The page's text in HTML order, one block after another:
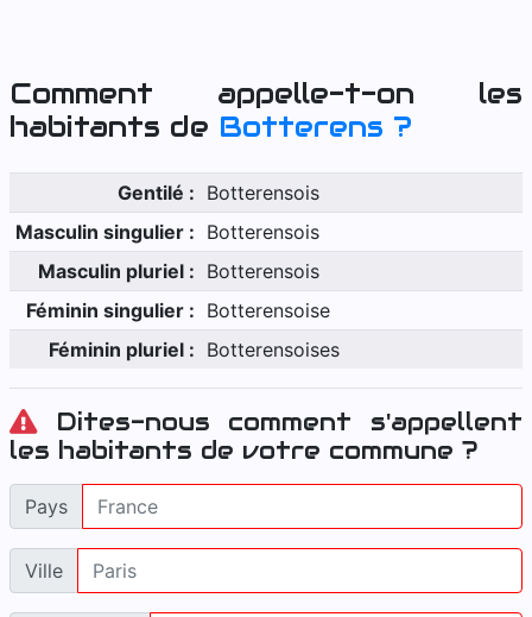
Comment appelle-t-on les
habitants de Botterens ?
Gentilé : Botterensois
Masculin singulier : Botterensois
Masculin pluriel : Botterensois
Féminin singulier : Botterensoise
Féminin pluriel : Botterensoises
Dites-nous comment s'appellent
les habitants de votre commune ?
Pays
Ville